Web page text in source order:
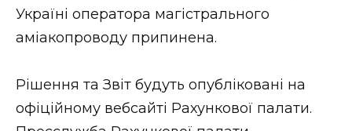
Україні оператора магістрального
аміакопроводу припинена.
Рішення та Звіт будуть опубліковані на
офіційному вебсайті Рахункової палати.